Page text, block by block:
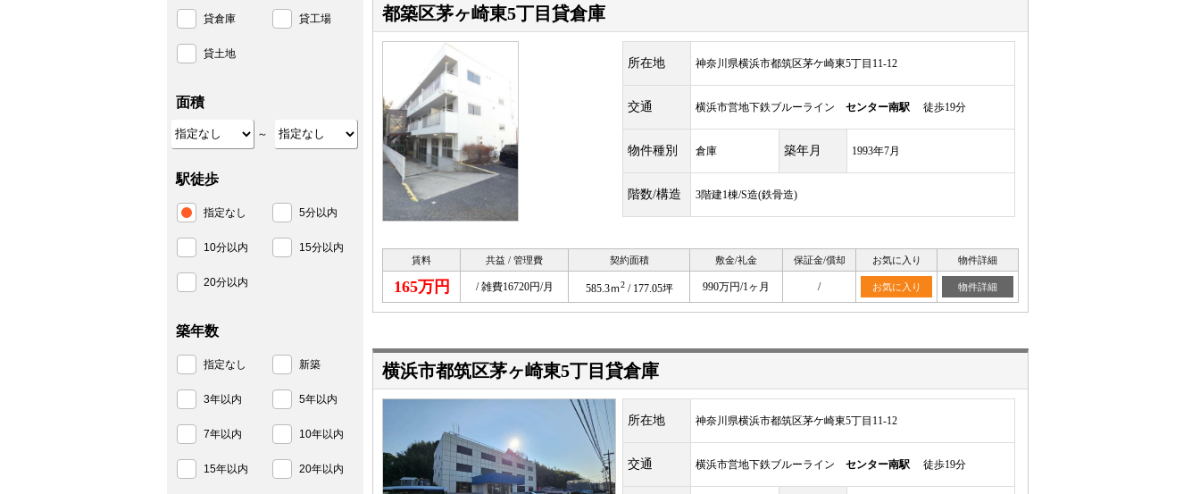
都築区茅ヶ崎東5丁目貸倉庫
所在地 神奈川県横浜市都筑区茅ケ崎東5丁目11-12
交通 横浜市営地下鉄ブルーライン センター南駅 徒歩19分
物件種別 倉庫 築年月 1993年7月
階数/構造 3階建1棟/S造(鉄骨造)
賃料 共益 / 管理費 契約面積 敷金/礼金 保証金/償却 お気に入り 物件詳細
165万円 / 雑費16720円/月 585.3ｍ2/ 177.05坪 990万円/1ヶ月 / お気に入り 物件詳細
横浜市都筑区茅ヶ崎東5丁目貸倉庫
所在地 神奈川県横浜市都筑区茅ケ崎東5丁目11-12
交通 横浜市営地下鉄ブルーライン センター南駅 徒歩19分
貸倉庫 貸工場
貸土地
面積
～
駅徒歩
指定なし 5分以内
10分以内 15分以内
20分以内
築年数
指定なし 新築
3年以内 5年以内
7年以内 10年以内
15年以内 20年以内